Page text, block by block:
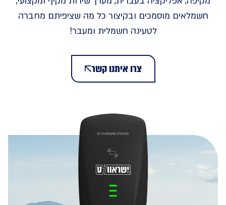
חשמלאים מוסמכים ובקיצור כל מה שציפיתם מחברה
לטעינה חשמלית ומעבר!
צרו איתנו קשר